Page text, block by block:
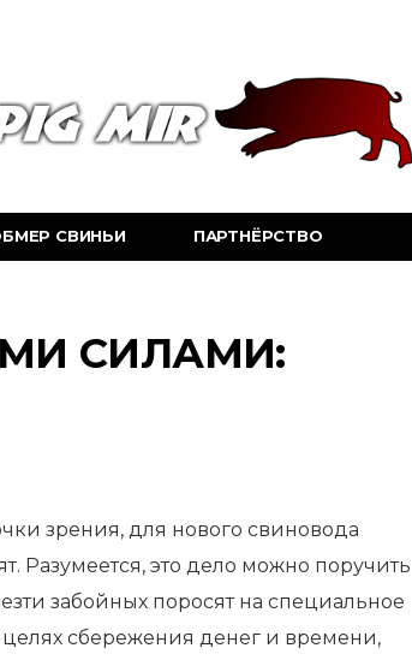
СВИНЬИ ПАРТНЁРСТВО
СИЛАМИ:
зрения, для нового свиновода
Разумеется, это дело можно поручить
забойных поросят на специальное
сбережения денег и времени,